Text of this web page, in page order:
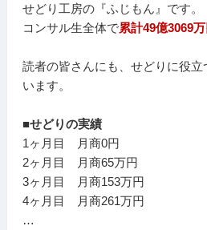
せどり工房の『ふじもん』です。
コンサル生全体で累計49億3069
読者の皆さんにも、せどりに役
います。
■せどりの実績
1ヶ月目 月商0円
2ヶ月目 月商65万円
3ヶ月目 月商153万円
4ヶ月目 月商261万円
…